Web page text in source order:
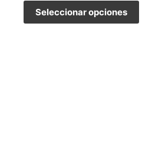
Seleccionar opciones